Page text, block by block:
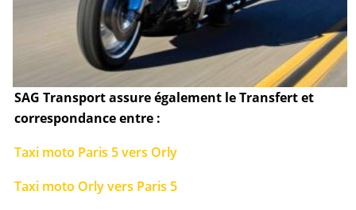
SAG Transport assure également le Transfert et
correspondance entre :
Taxi moto Paris 5 vers Orly
Taxi moto Orly vers Paris 5